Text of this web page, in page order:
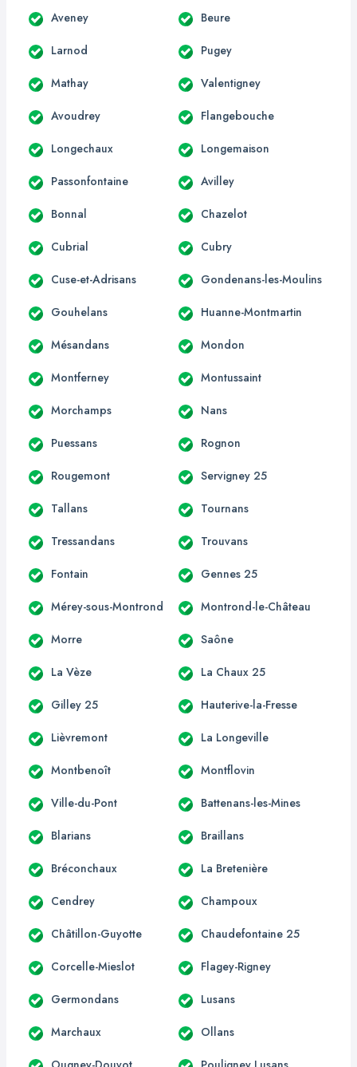
Aveney Beure
Larnod Pugey
Mathay Valentigney
Avoudrey Flangebouche
Longechaux Longemaison
Passonfontaine Avilley
Bonnal Chazelot
Cubrial Cubry
Cuse-et-Adrisans Gondenans-les-Moulins
Gouhelans Huanne-Montmartin
Mésandans Mondon
Montferney Montussaint
Morchamps Nans
Puessans Rognon
Rougemont Servigney 25
Tallans Tournans
Tressandans Trouvans
Fontain Gennes 25
Mérey-sous-Montrond Montrond-le-Château
Morre Saône
La Vèze La Chaux 25
Gilley 25 Hauterive-la-Fresse
Lièvremont La Longeville
Montbenoît Montflovin
Ville-du-Pont Battenans-les-Mines
Blarians Braillans
Bréconchaux La Bretenière
Cendrey Champoux
Châtillon-Guyotte Chaudefontaine 25
Corcelle-Mieslot Flagey-Rigney
Germondans Lusans
Marchaux Ollans